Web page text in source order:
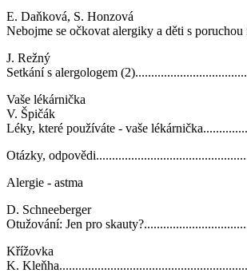
E. Daňková, S. Honzová
Nebojme se očkovat alergiky a děti s
J. Režný
Setkání s alergologem
Vaše lékárnička
V. Špičák
Léky, které používáte - vaše
Otázky,
Alergie - astma
D. Schneeberger
Otužování: Jen pro
Křížovka
K.